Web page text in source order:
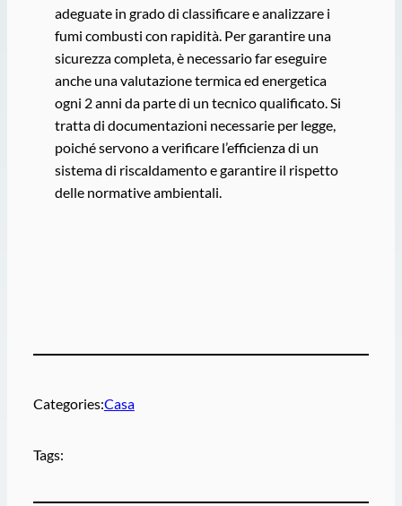
adeguate in grado di classificare e analizzare i
fumi combusti con rapidità. Per garantire una
sicurezza completa, è necessario far eseguire
anche una valutazione termica ed energetica
ogni 2 anni da parte di un tecnico qualificato. Si
tratta di documentazioni necessarie per legge,
poiché servono a verificare l’efficienza di un
sistema di riscaldamento e garantire il rispetto
delle normative ambientali.
Categories:Casa
Tags: